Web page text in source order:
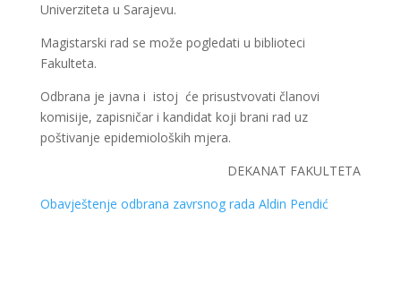
Univerziteta u Sarajevu.
Magistarski rad se može pogledati u biblioteci
Fakulteta.
Odbrana je javna i istoj će prisustvovati članovi
komisije, zapisničar i kandidat koji brani rad uz
poštivanje epidemioloških mjera.
DEKANAT FAKULTETA
Obavještenje odbrana zavrsnog rada Aldin Pendić